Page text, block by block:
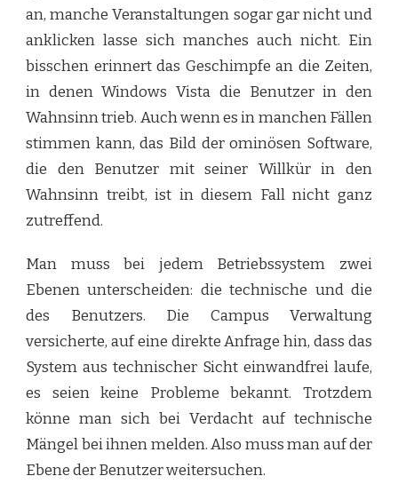
an, manche Veranstaltungen sogar gar nicht und
anklicken lasse sich manches auch nicht. Ein
bisschen erinnert das Geschimpfe an die Zeiten,
in denen Windows Vista die Benutzer in den
Wahnsinn trieb. Auch wenn es in manchen Fällen
stimmen kann, das Bild der ominösen Software,
die den Benutzer mit seiner Willkür in den
Wahnsinn treibt, ist in diesem Fall nicht ganz
zutreffend.
Man muss bei jedem Betriebssystem zwei
Ebenen unterscheiden: die technische und die
des Benutzers. Die Campus Verwaltung
versicherte, auf eine direkte Anfrage hin, dass das
System aus technischer Sicht einwandfrei laufe,
es seien keine Probleme bekannt. Trotzdem
könne man sich bei Verdacht auf technische
Mängel bei ihnen melden. Also muss man auf der
Ebene der Benutzer weitersuchen.